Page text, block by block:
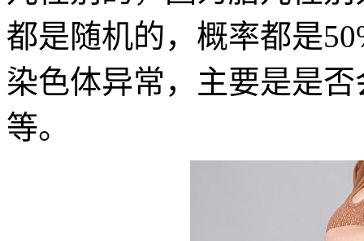
都是随机的，概率都是
染色体异常，主要是是
等。